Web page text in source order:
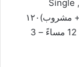
مطاعم عائلية‎, Family Section, غرف خصوصي, Single
السعر المقدر:( مقبلات + طبق رئيسي + مشروب)١٢٠
12 مساءً – 3